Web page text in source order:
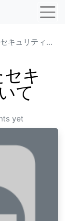
ィ強化について
キ
て
yet